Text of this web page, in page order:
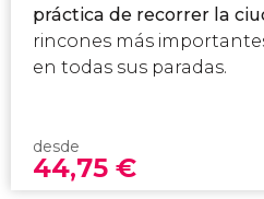
práctica de recorrer la
rincones más
en todas sus paradas.
desde
44,75 €